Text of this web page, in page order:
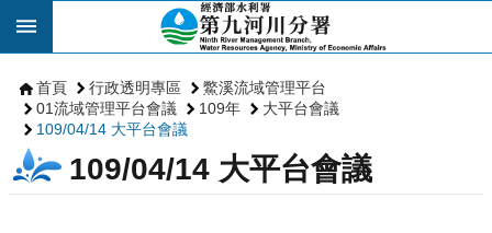
跳到主要內容區塊
首頁 行政透明專區
鱉溪流域管理平台
01流域管理平台會議
109年
大平台會議
109/04/14 大平台會議
109/04/14 大平台會議